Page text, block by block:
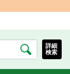
詳細
検索